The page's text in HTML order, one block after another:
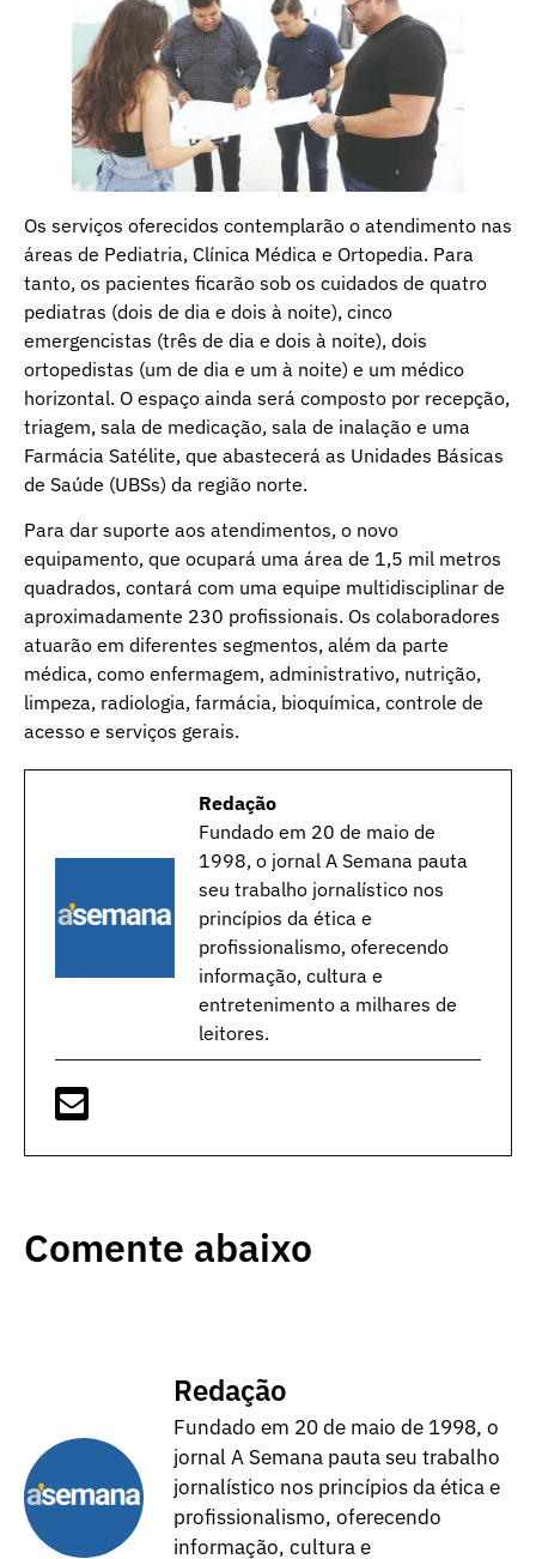
Os serviços oferecidos contemplarão o atendimento nas
áreas de Pediatria, Clínica Médica e Ortopedia. Para
tanto, os pacientes ficarão sob os cuidados de quatro
pediatras (dois de dia e dois à noite), cinco
emergencistas (três de dia e dois à noite), dois
ortopedistas (um de dia e um à noite) e um médico
horizontal. O espaço ainda será composto por recepção,
triagem, sala de medicação, sala de inalação e uma
Farmácia Satélite, que abastecerá as Unidades Básicas
de Saúde (UBSs) da região norte.
Para dar suporte aos atendimentos, o novo
equipamento, que ocupará uma área de 1,5 mil metros
quadrados, contará com uma equipe multidisciplinar de
aproximadamente 230 profissionais. Os colaboradores
atuarão em diferentes segmentos, além da parte
médica, como enfermagem, administrativo, nutrição,
limpeza, radiologia, farmácia, bioquímica, controle de
acesso e serviços gerais.
Redação
Fundado em 20 de maio de
1998, o jornal A Semana pauta
seu trabalho jornalístico nos
princípios da ética e
profissionalismo, oferecendo
informação, cultura e
entretenimento a milhares de
leitores.
Comente abaixo
Redação
Fundado em 20 de maio de 1998, o
jornal A Semana pauta seu trabalho
jornalístico nos princípios da ética e
profissionalismo, oferecendo
informação, cultura e